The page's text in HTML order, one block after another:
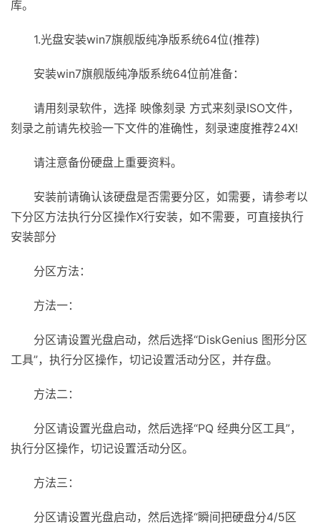
库。
1.光盘安装win7旗舰版纯净版系统64位(推荐)
安装win7旗舰版纯净版系统64位前准备：
请用刻录软件，选择 映像刻录 方式来刻录ISO文件，
刻录之前请先校验一下文件的准确性，刻录速度推荐24X!
请注意备份硬盘上重要资料。
安装前请确认该硬盘是否需要分区，如需要，请参考以
下分区方法执行分区操作X行安装，如不需要，可直接执行
安装部分
分区方法：
方法一：
分区请设置光盘启动，然后选择“DiskGenius 图形分区
工具”，执行分区操作，切记设置活动分区，并存盘。
方法二：
分区请设置光盘启动，然后选择“PQ 经典分区工具”，
执行分区操作，切记设置活动分区。
方法三：
分区请设置光盘启动，然后选择“瞬间把硬盘分4/5区